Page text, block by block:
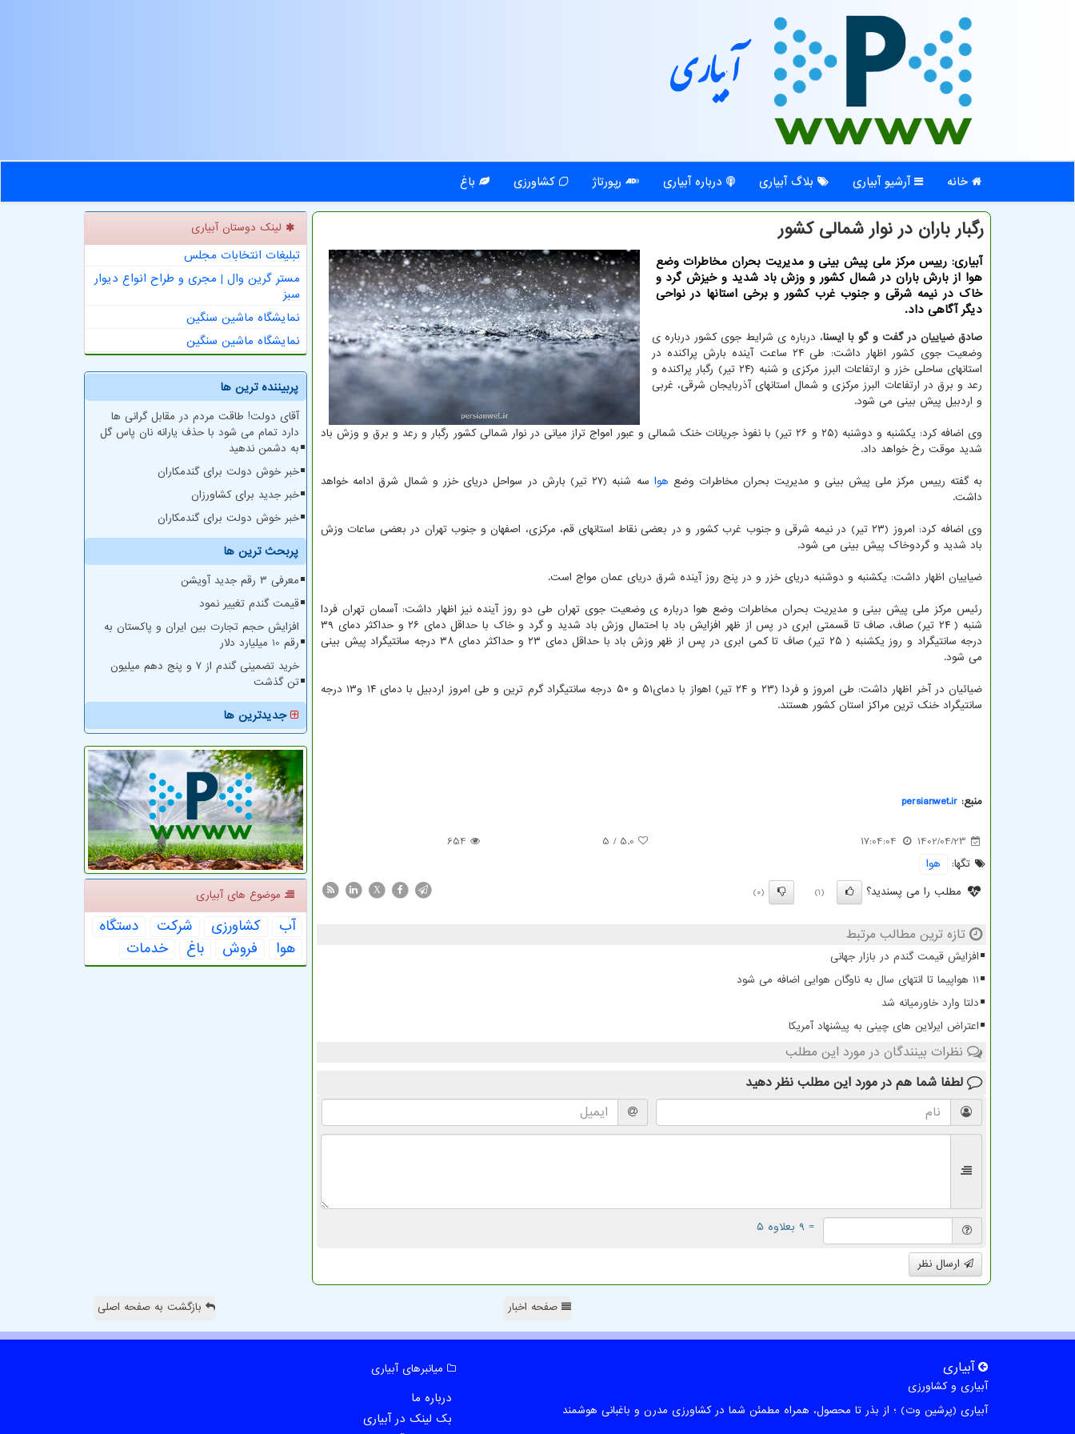
آبیاری
خانه آرشیو آبیاری بلاگ آبیاری درباره آبیاری رپورتاژ کشاورزی باغ
رگبار باران در نوار شمالی کشور
آبیاری: رییس مرکز ملی پیش بینی و مدیریت بحران مخاطرات وضع
هوا از بارش باران در شمال کشور و وزش باد شدید و خیزش گرد و
خاک در نیمه شرقی و جنوب غرب کشور و برخی استانها در نواحی
دیگر آگاهی داد.
صادق ضیاییان در گفت و گو با ایسنا، درباره ی شرایط جوی کشور درباره ی
وضعیت جوی کشور اظهار داشت: طی ۲۴ ساعت آینده بارش پراکنده در
استانهای ساحلی خزر و ارتفاعات البرز مرکزی و شنبه (۲۴ تیر) رگبار پراکنده و
رعد و برق در ارتفاعات البرز مرکزی و شمال استانهای آذربایجان شرقی، غربی
و اردبیل پیش بینی می شود.
وی اضافه کرد: یکشنبه و دوشنبه (۲۵ و ۲۶ تیر) با نفوذ جریانات خنک شمالی و عبور امواج تراز میانی در نوار شمالی کشور رگبار و رعد و برق و وزش باد
شدید موقت رخ خواهد داد.
به گفته رییس مرکز ملی پیش بینی و مدیریت بحران مخاطرات وضع هوا
سه شنبه (۲۷ تیر) بارش در سواحل دریای خزر و شمال شرق ادامه خواهد
داشت.
وی اضافه کرد: امروز (۲۳ تیر) در نیمه شرقی و جنوب غرب کشور و در بعضی نقاط استانهای قم، مرکزی، اصفهان و جنوب تهران در بعضی ساعات وزش
باد شدید و گردوخاک پیش بینی می شود.
ضیاییان اظهار داشت: یکشنبه و دوشنبه دریای خزر و در پنج روز آینده شرق دریای عمان مواج است.
رئیس مرکز ملی پیش بینی و مدیریت بحران مخاطرات وضع هوا درباره ی وضعیت جوی تهران طی دو روز آینده نیز اظهار داشت: آسمان تهران فردا
شنبه ( ۲۴ تیر) صاف، صاف تا قسمتی ابری در پس از ظهر افزایش باد با احتمال وزش باد شدید و گرد و خاک با حداقل دمای ۲۶ و حداکثر دمای ۳۹
درجه سانتیگراد و روز یکشنبه ( ۲۵ تیر) صاف تا کمی ابری در پس از ظهر وزش باد با حداقل دمای ۲۳ و حداکثر دمای ۳۸ درجه سانتیگراد پیش بینی
می شود.
ضیائیان در آخر اظهار داشت: طی امروز و فردا (۲۳ و ۲۴ تیر) اهواز با دمای۵۱ و ۵۰ درجه سانتیگراد گرم ترین و طی امروز اردبیل با دمای ۱۴ و۱۳ درجه
سانتیگراد خنک ترین مراکز استان کشور هستند.
منبع: persianwet.ir
1402/04/23
17:04:04
5.0
/ 5
654
تگها:
هوا
مطلب را می پسندید؟
(1)
(0)
X
تازه ترین مطالب مرتبط
افزایش قیمت گندم در بازار جهانی
11 هواپیما تا انتهای سال به ناوگان هوایی اضافه می شود
دلتا وارد خاورمیانه شد
اعتراض ایرلاین های چینی به پیشنهاد آمریکا
نظرات بینندگان در مورد این مطلب
لطفا شما هم در مورد این مطلب نظر دهید
= ۹ بعلاوه ۵
ارسال نظر
لینک دوستان آبیاری
تبلیغات انتخابات مجلس
مستر گرین وال | مجری و طراح انواع دیوار
سبز
نمایشگاه ماشین سنگین
نمایشگاه ماشین سنگین
پربیننده ترین ها
آقای دولت! طاقت مردم در مقابل گرانی ها
دارد تمام می شود با حذف یارانه نان پاس گل
به دشمن ندهید
خبر خوش دولت برای گندمکاران
خبر جدید برای کشاورزان
خبر خوش دولت برای گندمکاران
پربحث ترین ها
معرفی ۳ رقم جدید آویشن
قیمت گندم تغییر نمود
افزایش حجم تجارت بین ایران و پاکستان به
رقم 10 میلیارد دلار
خرید تضمینی گندم از ۷ و پنج دهم میلیون
تن گذشت
جدیدترین ها
موضوع های آبیاری
آب كشاورزی شركت
دستگاه
هوا
فروش باغ خدمات
صفحه اخبار بازگشت به صفحه اصلی
آبیاری
آبیاری و کشاورزی
آبیاری (پرشین وت) ؛ از بذر تا محصول، همراه مطمئن شما در کشاورزی مدرن و باغبانی هوشمند
میانبرهای آبیاری
درباره ما
بک لینک در آبیاری